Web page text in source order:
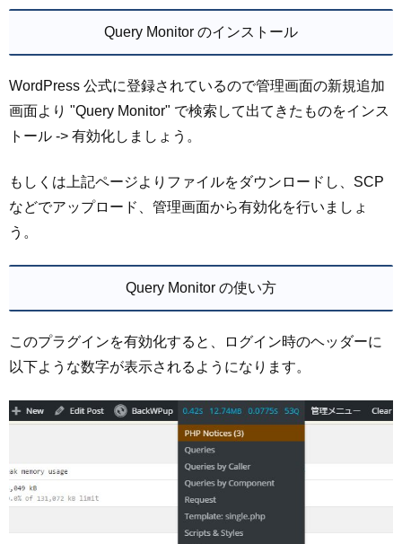
Query Monitor のインストール
WordPress 公式に登録されているので管理画面の新規追加
画面より "Query Monitor" で検索して出てきたものをインス
トール -> 有効化しましょう。
もしくは上記ページよりファイルをダウンロードし、SCP
などでアップロード、管理画面から有効化を行いましょ
う。
Query Monitor の使い方
このプラグインを有効化すると、ログイン時のヘッダーに
以下ような数字が表示されるようになります。